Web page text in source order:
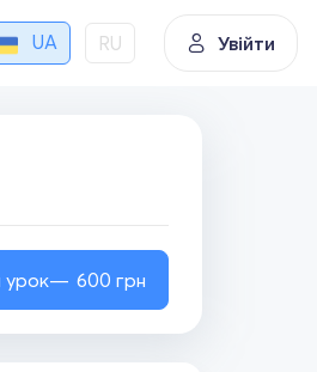
UA RU Увійти
урок 600 грн